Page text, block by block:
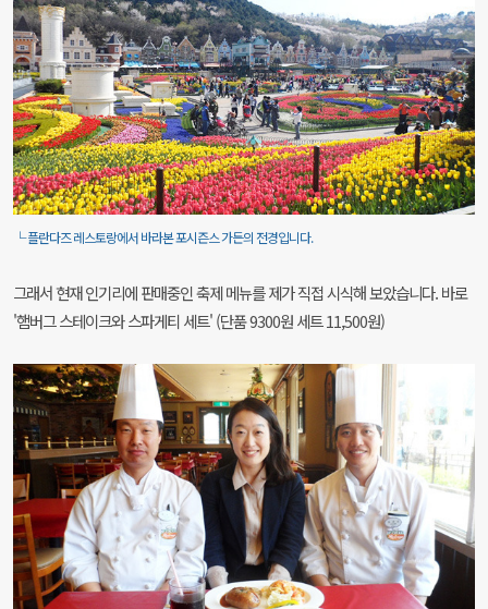
└ 플란다즈 레스토랑에서 바라본 포시즌스 가든의 전경입니다.
그래서 현재 인기리에 판매중인 축제 메뉴를 제가 직접 시식해 보았습니다. 바로
'햄버그 스테이크와 스파게티 세트' (단품 9300원 세트 11,500원)